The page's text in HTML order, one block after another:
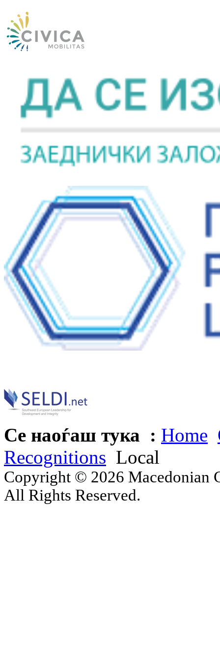
Се наоѓаш тука : Home
Recognitions Local
Copyright © 2026 Macedonian
All Rights Reserved.